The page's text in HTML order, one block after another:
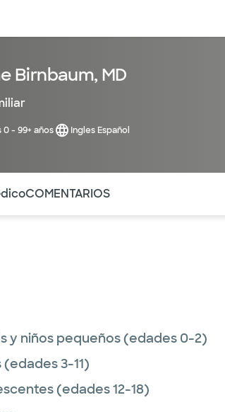
Birnbaum, MD
0 - 99+ años Ingles Español
COMENTARIOS
y niños pequeños (edades 0-2)
(edades 3-11)
(edades 12-18)